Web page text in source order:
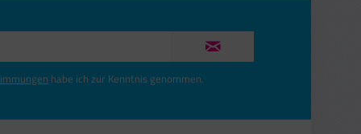
habe ich zur Kenntnis genommen.